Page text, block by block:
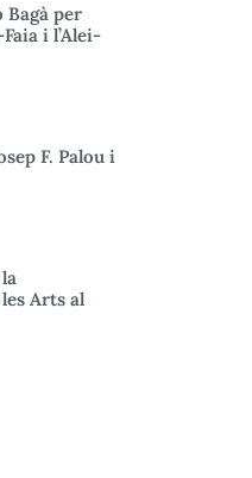
Bagà per
i l’Alei-
F. Palou i
Arts al